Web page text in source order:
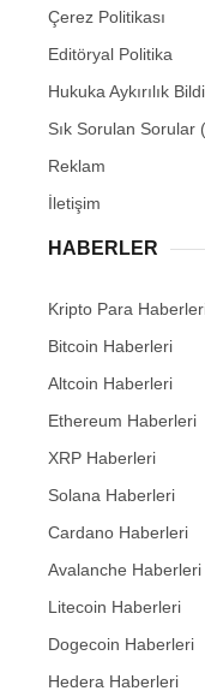
Çerez Politikası
Editöryal Politika
Hukuka Aykırılık
Sık Sorulan Sorular
Reklam
İletişim
HABERLER
Kripto Para
Bitcoin Haberleri
Altcoin Haberleri
Ethereum Haberleri
XRP Haberleri
Solana Haberleri
Cardano Haberleri
Avalanche Haberleri
Litecoin Haberleri
Dogecoin Haberleri
Hedera Haberleri